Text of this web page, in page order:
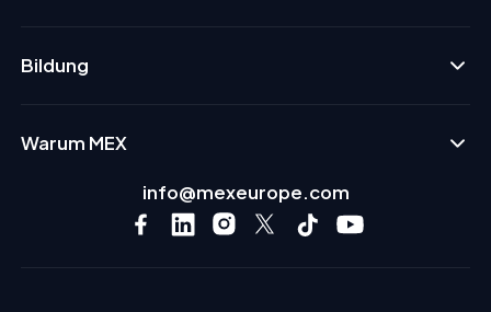
Bildung
Warum MEX
info@mexeurope.com